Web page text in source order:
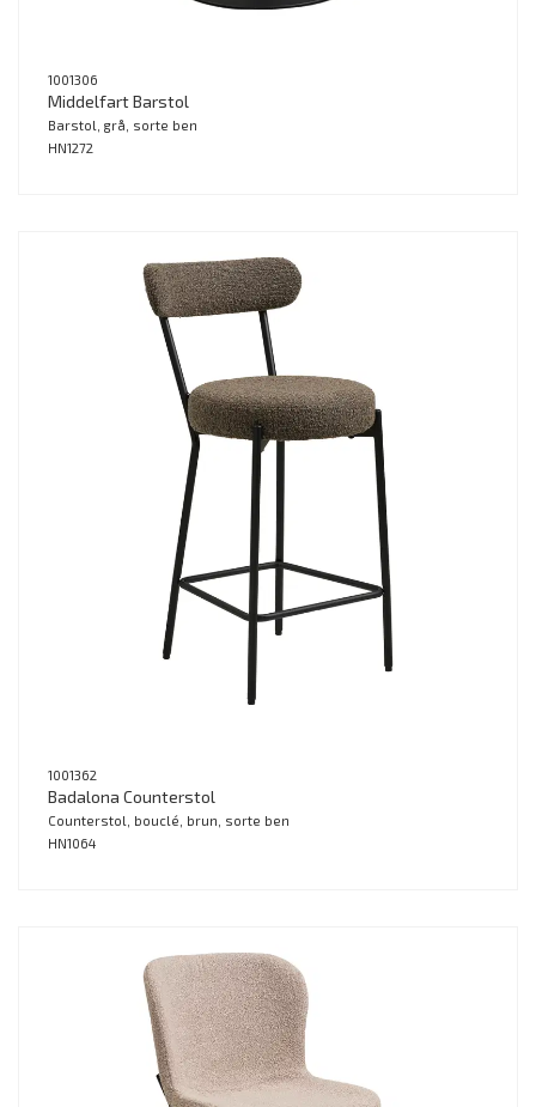
1001306
Middelfart Barstol
Barstol, grå, sorte ben
HN1272
1001362
Badalona Counterstol
Counterstol, bouclé, brun, sorte ben
HN1064